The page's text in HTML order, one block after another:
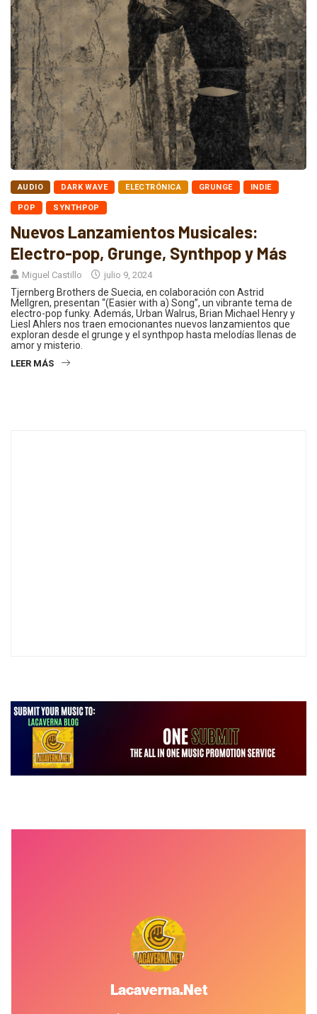
AUDIO DARK WAVE ELECTRÓNICA GRUNGE INDIE
POP SYNTHPOP
Nuevos Lanzamientos Musicales:
Electro-pop, Grunge, Synthpop y Más
Miguel Castillo julio 9, 2024
Tjernberg Brothers de Suecia, en colaboración con Astrid
Mellgren, presentan “(Easier with a) Song”, un vibrante tema de
electro-pop funky. Además, Urban Walrus, Brian Michael Henry y
Liesl Ahlers nos traen emocionantes nuevos lanzamientos que
exploran desde el grunge y el synthpop hasta melodías llenas de
amor y misterio.
LEER MÁS